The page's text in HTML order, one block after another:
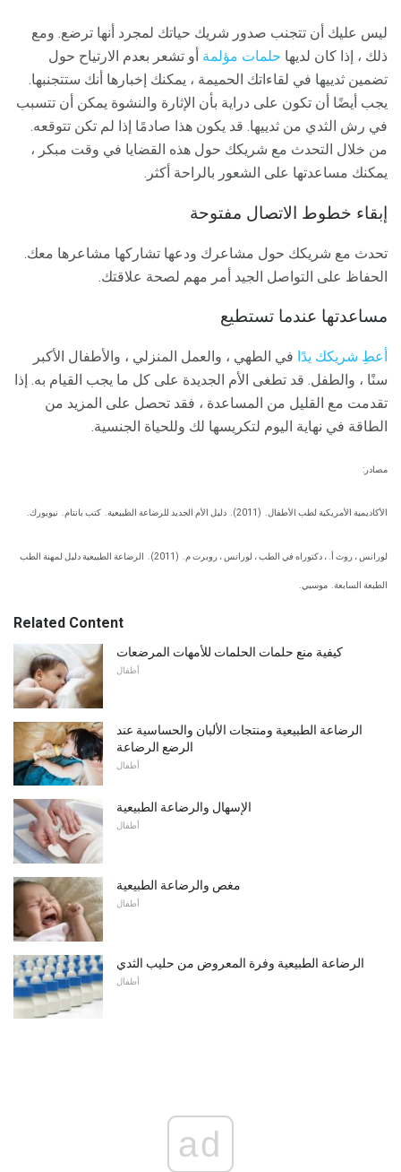
ليس عليك أن تتجنب صدور شريك حياتك لمجرد أنها ترضع. ومع
ذلك ، إذا كان لديها حلمات مؤلمة أو تشعر بعدم الارتياح حول
تضمين ثدييها في لقاءاتك الحميمة ، يمكنك إخبارها أنك ستتجنبها.
يجب أيضًا أن تكون على دراية بأن الإثارة والنشوة يمكن أن تتسبب
في رش الثدي من ثدييها. قد يكون هذا صادمًا إذا لم تكن تتوقعه.
من خلال التحدث مع شريكك حول هذه القضايا في وقت مبكر ،
يمكنك مساعدتها على الشعور بالراحة أكثر.
إبقاء خطوط الاتصال مفتوحة
تحدث مع شريكك حول مشاعرك ودعها تشاركها مشاعرها معك.
الحفاظ على التواصل الجيد أمر مهم لصحة علاقتك.
مساعدتها عندما تستطيع
أعطِ شريكك يدًا في الطهي ، والعمل المنزلي ، والأطفال الأكبر
سنًا ، والطفل. قد تطغى الأم الجديدة على كل ما يجب القيام به. إذا
تقدمت مع القليل من المساعدة ، فقد تحصل على المزيد من
الطاقة في نهاية اليوم لتكريسها لك وللحياة الجنسية.
مصادر:
الأكاديمية الأمريكية لطب الأطفال. (2011). دليل الأم الجديد للرضاعة الطبيعية. كتب بانتام. نيويورك.
لورانس ، روث أ. ، دكتوراه في الطب ، لورانس ، روبرت م. (2011). الرضاعة الطبيعية دليل لمهنة الطب
الطبعة السابعة. موسبي.
Related Content
كيفية منع حلمات الحلمات للأمهات المرضعات
أطفال
الرضاعة الطبيعية ومنتجات الألبان والحساسية عند
الرضع الرضاعة
أطفال
الإسهال والرضاعة الطبيعية
أطفال
مغص والرضاعة الطبيعية
أطفال
الرضاعة الطبيعية وفرة المعروض من حليب الثدي
أطفال
ad